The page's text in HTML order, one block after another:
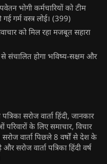
भोगी कर्मचारियों को टीम
गर्म वस्त्र लोई। (399)
को मिल रहा मजबूत सहारा
से संचालित होगा भविष्य-सक्षम और
सरोज वार्ता हिंदी, जानकार
के लिए समाचार, विचार
वार्ता पिछले 8 वर्षों से देश के
सरोज वार्ता पत्रिका हिंदी वर्ष